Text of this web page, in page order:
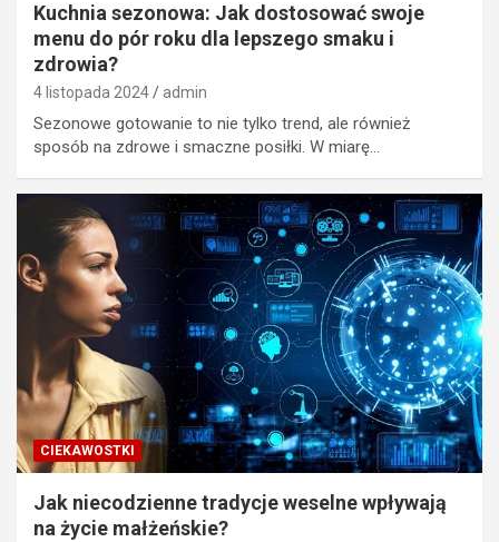
Kuchnia sezonowa: Jak dostosować swoje
menu do pór roku dla lepszego smaku i
zdrowia?
4 listopada 2024 admin
Sezonowe gotowanie to nie tylko trend, ale również
sposób na zdrowe i smaczne posiłki. W miarę…
CIEKAWOSTKI
Jak niecodzienne tradycje weselne wpływają
na życie małżeńskie?